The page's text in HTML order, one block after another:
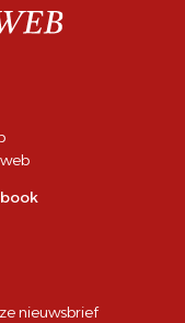
nieuwsbrief